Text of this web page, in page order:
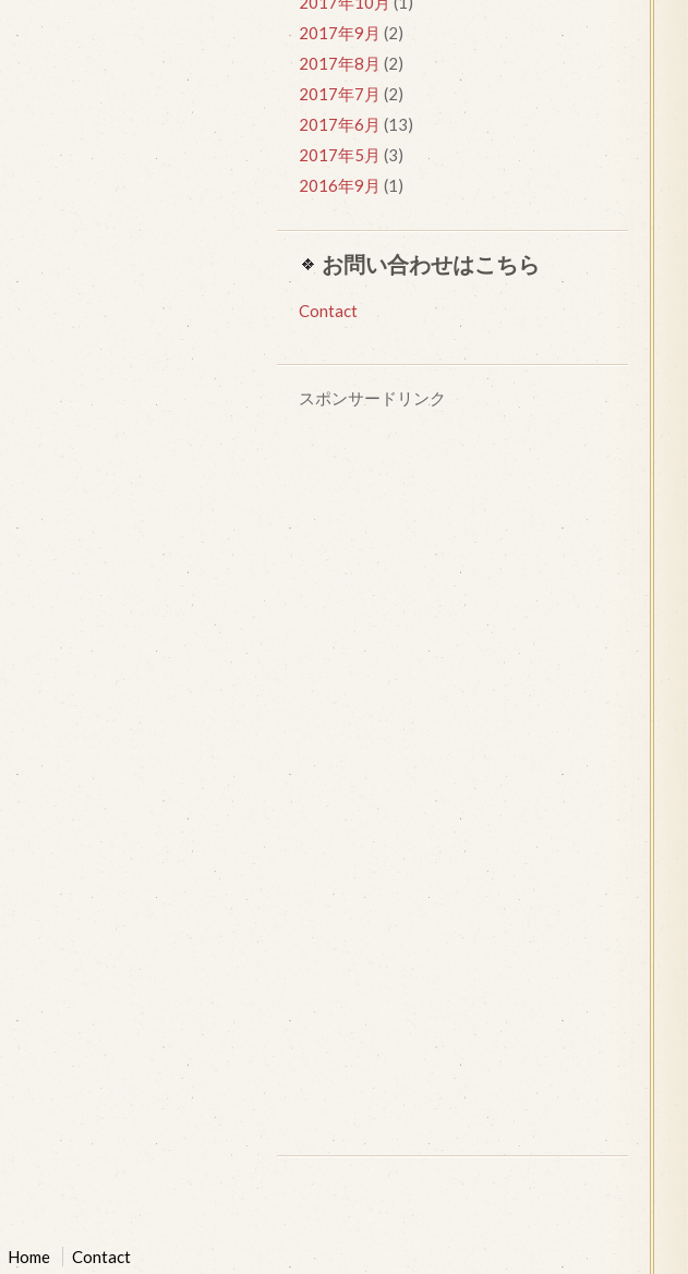
2017年9月 (2)
2017年8月 (2)
2017年7月 (2)
2017年6月 (13)
2017年5月 (3)
2016年9月 (1)
お問い合わせはこちら
Contact
スポンサードリンク
Home Contact